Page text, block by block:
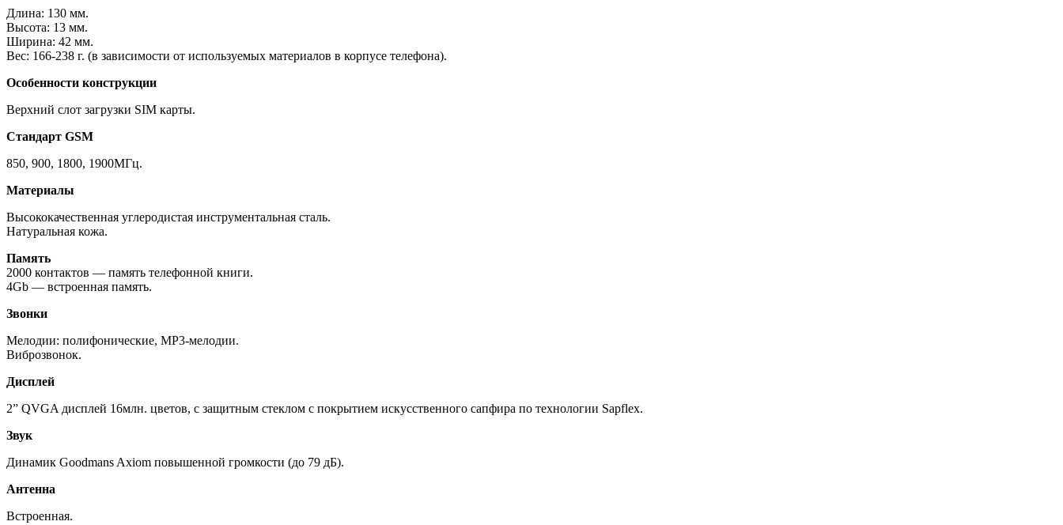
Длина: 130 мм.
Высота: 13 мм.
Ширина: 42 мм.
Вес: 166-238 г. (в зависимости от используемых материалов в корпусе телефона).
Особенности конструкции
Верхний слот загрузки SIM карты.
Стандарт GSM
850, 900, 1800, 1900МГц.
Материалы
Высококачественная углеродистая инструментальная сталь.
Натуральная кожа.
Память
2000 контактов — память телефонной книги.
4Gb — встроенная память.
Звонки
Мелодии: полифонические, MP3-мелодии.
Виброзвонок.
Дисплей
2” QVGA дисплей 16млн. цветов, с защитным стеклом с покрытием искусственного сапфира по технологии Sapflex.
Звук
Динамик Goodmans Axiom повышенной громкости (до 79 дБ).
Антенна
Встроенная.